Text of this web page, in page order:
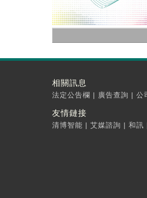
相關訊息
法定公告欄 | 廣告查詢 | 公
友情鏈接
清博智能 | 艾媒諮詢 | 和訊